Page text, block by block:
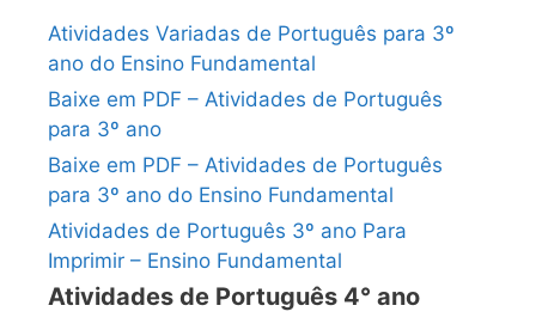
Atividades Variadas de Português para 3º
ano do Ensino Fundamental
Baixe em PDF – Atividades de Português
para 3º ano
Baixe em PDF – Atividades de Português
para 3º ano do Ensino Fundamental
Atividades de Português 3º ano Para
Imprimir – Ensino Fundamental
Atividades de Português 4° ano